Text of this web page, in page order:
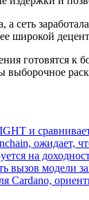
широкой
и
ожидает,
на
вызов модели
Cardano,